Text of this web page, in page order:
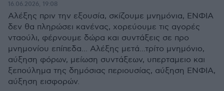
16.06.2026, 19:08
Αλέξης πριν την εξουσία, σκίζουμε μνημόνια, ΕΝΦΙΑ
δεν θα πληρώσει κανένας, χορεύουμε τις αγορές
νταούλι, φέρνουμε δώρα και συντάξεις σε προ
μνημονίου επίπεδα... Αλέξης μετά...τρίτο μνημόνιο,
αύξηση φόρων, μείωση συντάξεων, υπερταμειο και
ξεπούλημα της δημόσιας περιουσίας, αύξηση ΕΝΦΙΑ,
αύξηση εισφορών.